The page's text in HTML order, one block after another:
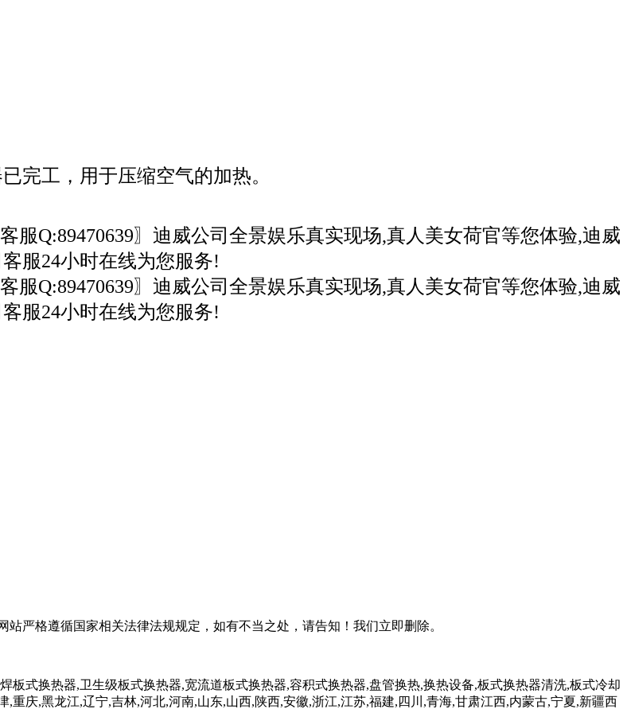
完工，用于压缩空气的加热。
严格遵循国家相关法律法规规定，如有不当之处，请告知！我们立即删除。
式换热器,卫生级板式换热器,宽流道板式换热器,容积式换热器,盘管换热,换热设备,板式换热器清洗,板式冷却
庆,黑龙江,辽宁,吉林,河北,河南,山东,山西,陕西,安徽,浙江,江苏,福建,四川,青海,甘肃江西,内蒙古,宁夏,新疆西